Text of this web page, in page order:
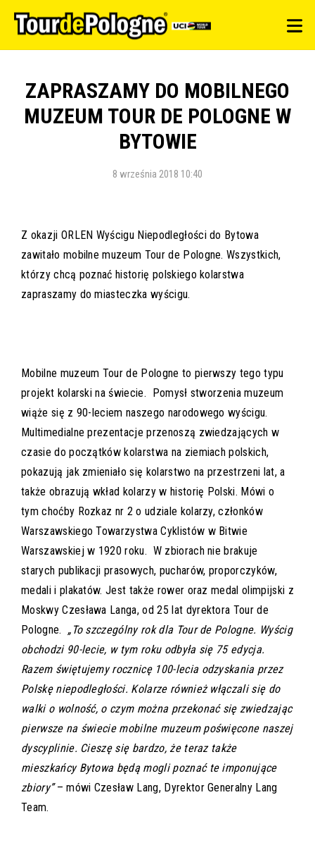
ZAPRASZAMY DO MOBILNEGO
MUZEUM TOUR DE POLOGNE W
BYTOWIE
8 września 2018 10:40
Z okazji ORLEN Wyścigu Niepodległości do Bytowa
zawitało mobilne muzeum Tour de Pologne. Wszystkich,
którzy chcą poznać historię polskiego kolarstwa
zapraszamy do miasteczka wyścigu.
Mobilne muzeum Tour de Pologne to pierwszy tego typu
projekt kolarski na świecie. Pomysł stworzenia muzeum
wiąże się z 90-leciem naszego narodowego wyścigu.
Multimedialne prezentacje przenoszą zwiedzających w
czasie do początków kolarstwa na ziemiach polskich,
pokazują jak zmieniało się kolarstwo na przestrzeni lat, a
także obrazują wkład kolarzy w historię Polski. Mówi o
tym choćby Rozkaz nr 2 o udziale kolarzy, członków
Warszawskiego Towarzystwa Cyklistów w Bitwie
Warszawskiej w 1920 roku. W zbiorach nie brakuje
starych publikacji prasowych, pucharów, proporczyków,
medali i plakatów. Jest także rower oraz medal olimpijski z
Moskwy Czesława Langa, od 25 lat dyrektora Tour de
Pologne. „To szczególny rok dla Tour de Pologne. Wyścig
obchodzi 90-lecie, w tym roku odbyła się 75 edycja.
Razem świętujemy rocznicę 100-lecia odzyskania przez
Polskę niepodległości. Kolarze również włączali się do
walki o wolność, o czym można przekonać się zwiedzając
pierwsze na świecie mobilne muzeum poświęcone naszej
dyscyplinie. Cieszę się bardzo, że teraz także
mieszkańcy Bytowa będą mogli poznać te imponujące
zbiory”– mówi Czesław Lang, Dyrektor Generalny Lang
Team.